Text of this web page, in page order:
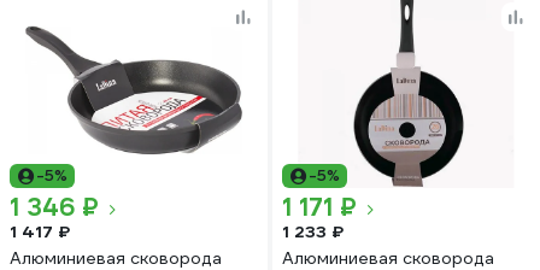
-5%
1 346 ₽
1 417 ₽
Алюминиевая сковорода
-5%
1 171 ₽
1 233 ₽
Алюминиевая сковорода